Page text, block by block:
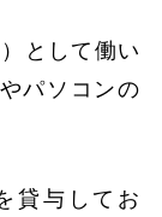
として働い
パソコンの
貸与してお